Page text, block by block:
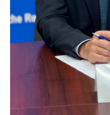
Регулирование
рекламной
деятельности
Международное
сотрудничество
Применение мер
нетарифного
регулирования